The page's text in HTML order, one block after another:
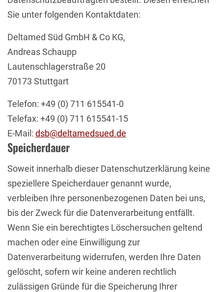
Sie unter folgenden Kontaktdaten:
Deltamed Süd GmbH & Co KG,
Andreas Schaupp
Lautenschlagerstraße 20
70173 Stuttgart
Telefon: +49 (0) 711 615541-0
Telefax: +49 (0) 711 615541-15
E-Mail: dsb@deltamedsued.de
Speicherdauer
Soweit innerhalb dieser Datenschutzerklärung keine
speziellere Speicherdauer genannt wurde,
verbleiben Ihre personenbezogenen Daten bei uns,
bis der Zweck für die Datenverarbeitung entfällt.
Wenn Sie ein berechtigtes Löschersuchen geltend
machen oder eine Einwilligung zur
Datenverarbeitung widerrufen, werden Ihre Daten
gelöscht, sofern wir keine anderen rechtlich
zulässigen Gründe für die Speicherung Ihrer